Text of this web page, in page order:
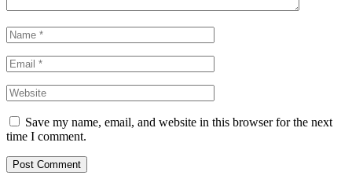
Save my name, email, and website in this browser for the next
time I comment.